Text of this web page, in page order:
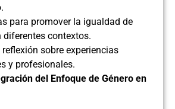
para promover la igualdad de
diferentes contextos.
sobre experiencias
y profesionales.
del Enfoque de Género en